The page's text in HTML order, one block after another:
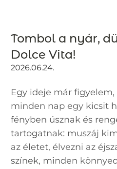
Tombol a nyár,
Dolce Vita!
2026.06.24.
Egy ideje már figyelem,
minden nap egy kicsit
fényben úsznak és
tartogatnak: muszáj
az életet, élvezni az
színek, minden